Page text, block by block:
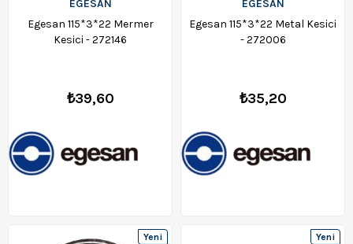
EGESAN
Egesan 115*3*22 Mermer
Kesici - 272146
₺39,60
EGESAN
Egesan 115*3*22 Metal Kesici
- 272006
₺35,20
Yeni
Yeni